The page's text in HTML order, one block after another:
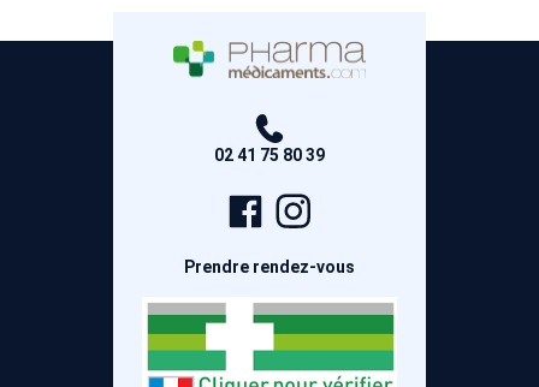
02 41 75 80 39
Page
Facebook
Prendre rendez-vous